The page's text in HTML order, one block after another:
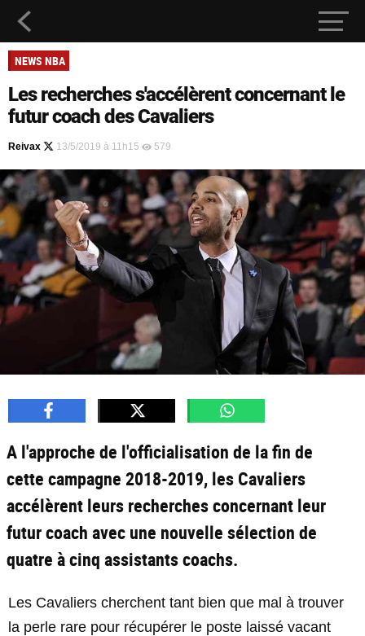
NEWS NBA
Les recherches s'accélèrent concernant le
futur coach des Cavaliers
Reivax 13/5/2019 à 11h15 579
A l'approche de l'officialisation de la fin de
cette campagne 2018-2019, les Cavaliers
accélèrent leurs recherches concernant leur
futur coach avec une nouvelle sélection de
quatre à cinq assistants coachs.
Les Cavaliers cherchent tant bien que mal à trouver
la perle rare pour récupérer le poste laissé vacant